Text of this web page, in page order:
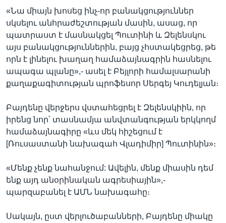
«Նա միայն խոսեց ինչ-որ բանակցություններ
սկսելու անհրաժեշտության մասին, ասաց, որ
պատրաստ է մասնակցել Պուտինի և Զելենսկու
այս բանակցություններին, բայց չհստակեցրեց, թե
որն է լինելու խաղաղ համաձայնագրին հասնելու
ապագա պլանը»,- ասել է Բեյլորի համալսարանի
քաղաքագիտության պրոֆեսոր Սերգեյ Կուդելյան։
Բայդենը վերջերս վստահեցրել է Զելենսկիին, որ
իրենց նոր՝ տասնամյա անվտանգության երկկողմ
համաձայնագիրը «ևս մեկ հիշեցում է
[Ռուսաստանի նախագահ Վլադիմիր] Պուտինին»։
«Մենք չենք նահանջում: Ավելին, մենք միասին դեմ
ենք այդ անօրինական ագրեսիային»,-
պարզաբանել է ԱՄՆ նախագահը։
Սակայն, ըստ վերլուծաբանների, Բայդենը միակը